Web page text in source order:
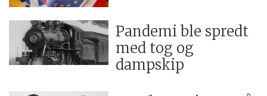
Pandemi ble spredt
med tog og
dampskip